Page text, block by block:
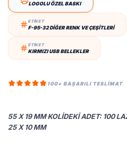
LOGOLU ÖZEL BASKI
ETİKET
F-95-32 DIĞER RENK VE ÇEŞITLERI
ETİKET
KIRMIZI USB BELLEKLER
100+ BAŞARILI TESLIMAT
55 X 19 MM KOLIDEKI ADET: 100
25 X 10 MM